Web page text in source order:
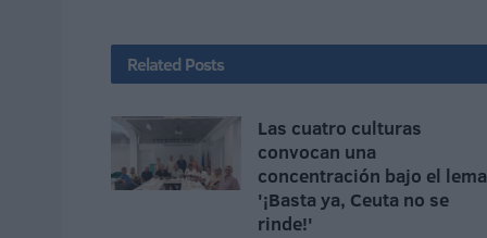
Related Posts
Las cuatro culturas
convocan una
concentración bajo el lema
'¡Basta ya, Ceuta no se
rinde!'